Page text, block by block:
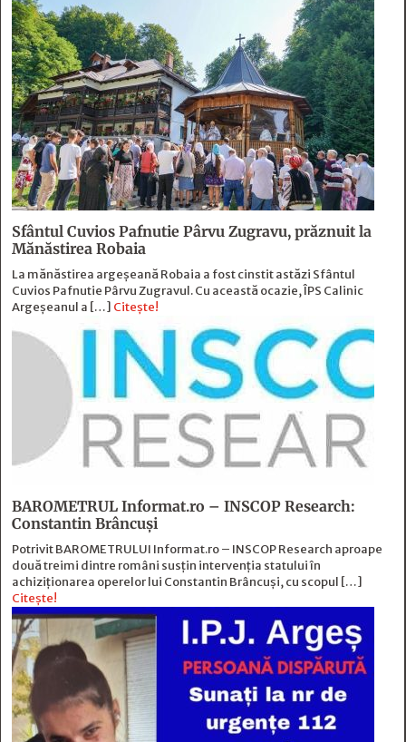
Sfântul Cuvios Pafnutie Pârvu Zugravu, prăznuit la
Mănăstirea Robaia
La mănăstirea argeșeană Robaia a fost cinstit astăzi Sfântul
Cuvios Pafnutie Pârvu Zugravul. Cu această ocazie, ÎPS Calinic
Argeșeanul a […] Citește!
BAROMETRUL Informat.ro – INSCOP Research:
Constantin Brâncuși
Potrivit BAROMETRULUI Informat.ro – INSCOP Research aproape
două treimi dintre români susțin intervenția statului în
achiziționarea operelor lui Constantin Brâncuși, cu scopul […]
Citește!